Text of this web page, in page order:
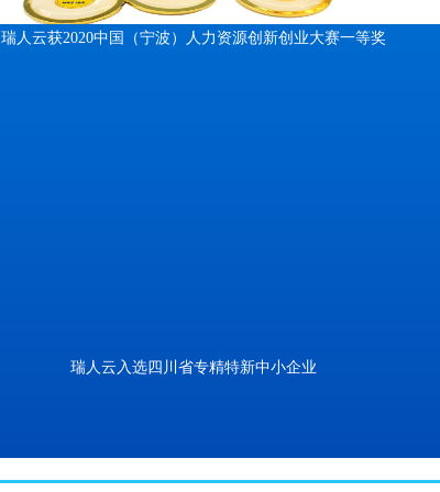
瑞人云获2020中国（宁波）人力资源创新创业大赛一等奖
瑞人云入选四川省专精特新中小企业